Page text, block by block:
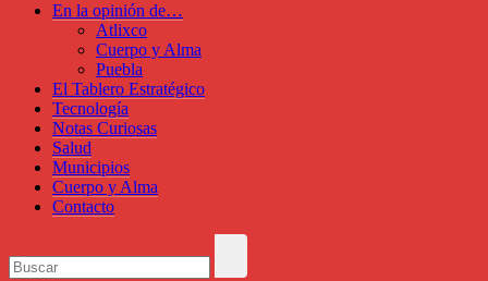
En la opinión de…
Atlixco
Cuerpo y Alma
Puebla
El Tablero Estratégico
Tecnología
Notas Curiosas
Salud
Municipios
Cuerpo y Alma
Contacto